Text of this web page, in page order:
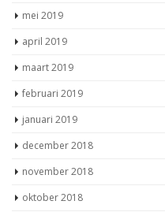
mei 2019
april 2019
maart 2019
februari 2019
januari 2019
december 2018
november 2018
oktober 2018